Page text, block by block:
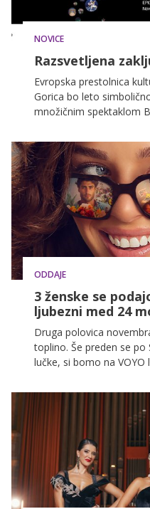
NOVICE
Razsvetljena
Evropska prestolnica
Gorica bo leto
množičnim spektaklom
sodelovanja. Zaključna
soorganizaciji s
prestolnicami kulture –
našega čezmejnega
ODDAJE
3 ženske se
ljubezni med 24
Druga polovica
toplino. Še preden se
lučke, si bomo na
prihaja na VOYO!